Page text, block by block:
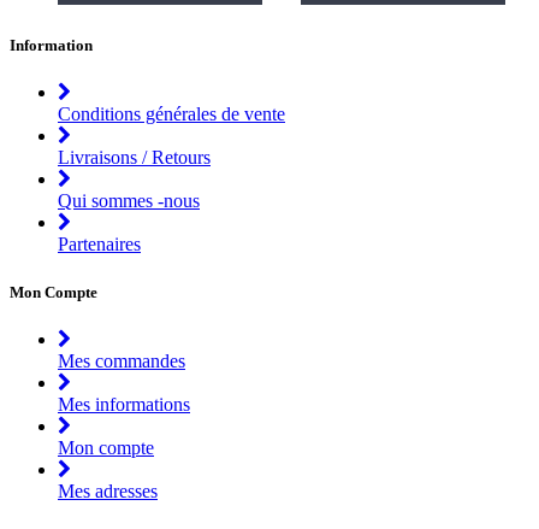
Information
Conditions générales de vente
Livraisons / Retours
Qui sommes -nous
Partenaires
Mon Compte
Mes commandes
Mes informations
Mon compte
Mes adresses